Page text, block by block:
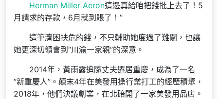
Herman Miller Aeron這邊真給咱把錢批上去了！5
月請求的存款，6月就到賬了！”
這筆濟困扶危的錢，不只輔助她度過了難關，也讓
她更深切領會到“川渝一家親”的深意。
2014年，黃雨露追隨丈夫遷居重慶，成為了一名
“新重慶人”。顛末4年在美發用操行業打工的經歷積聚，
2018年，他們決議創業，在北碚開了一家美發用品店。